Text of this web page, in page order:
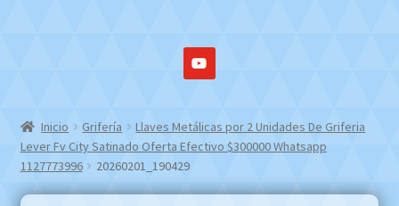
Inicio Grifería
Llaves Metálicas por 2 Unidades De Griferia
Lever Fv City Satinado Oferta Efectivo $300000 Whatsapp
1127773996
20260201_190429